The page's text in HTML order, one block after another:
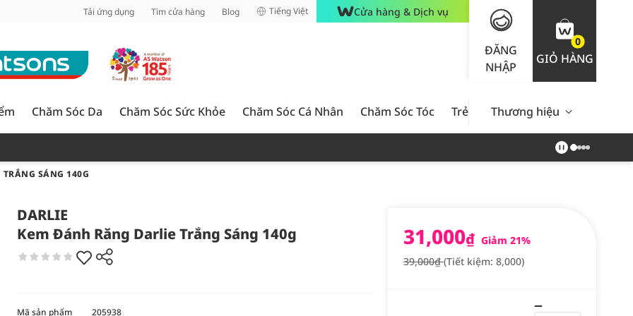
Tải ứng dụng Tìm cửa hàng Blog Tiếng Việt Cửa hàng & Dịch vụ
ĐĂNG
NHẬP
0
GIỎ HÀNG
Chăm Sóc Da Chăm Sóc Sức Khỏe Chăm Sóc Cá Nhân Chăm Sóc Tóc Trẻ Em Nam Giới Chăm Sóc
Thương hiệu
SÁNG 140G
DARLIE
Kem Đánh Răng Darlie Trắng Sáng 140g
31,000₫ Giảm 21%
39,000₫(Tiết kiệm: 8,000)
Mã sản phẩm 205938